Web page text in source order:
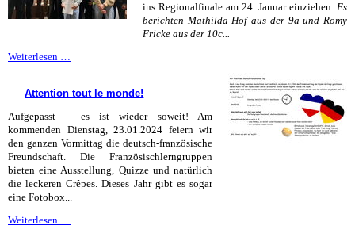
ins Regionalfinale am 24. Januar einziehen. Es
berichten Mathilda Hof aus der 9a und Romy
Fricke aus der 10c...
Weiterlesen …
Regionalfinale
Attention tout le monde!
Aufgepasst – es ist wieder soweit! Am
kommenden Dienstag, 23.01.2024 feiern wir
den ganzen Vormittag die deutsch-französische
Freundschaft. Die Französischlerngruppen
bieten eine Ausstellung, Quizze und natürlich
die leckeren Crêpes. Dieses Jahr gibt es sogar
eine Fotobox...
Weiterlesen …